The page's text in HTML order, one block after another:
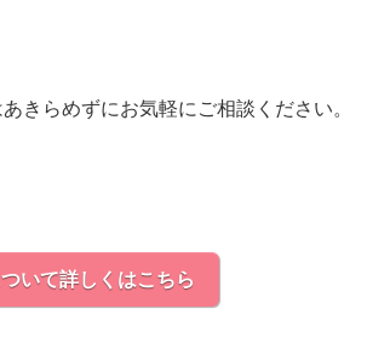
きらめずにお気軽にご相談ください。
いて詳しくはこちら